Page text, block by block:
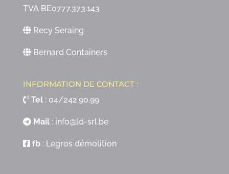
TVA BE0777.373.143
Recy Seraing
Bernard Containers
INFORMATION DE CONTACT :
Tel: 04/242.90.99
Mail: info@ld-srl.be
fb: Legros démolition